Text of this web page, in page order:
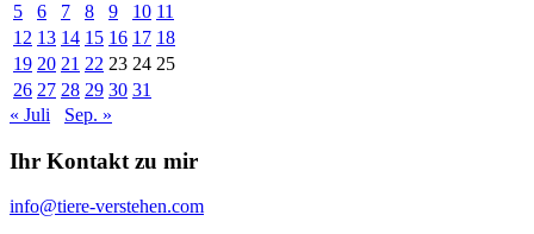
5
6 7 8 9 10 11
12 13 14 15 16 17 18
19 20 21 22 23 24 25
26 27 28 29 30 31
« Juli
Sep. »
Ihr Kontakt zu mir
info@tiere-verstehen.com